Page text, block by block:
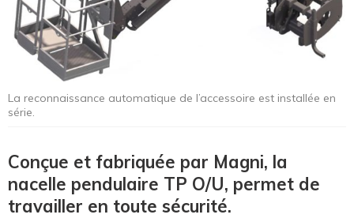
La reconnaissance automatique de l’accessoire est installée en
série.
Conçue et fabriquée par Magni, la
nacelle pendulaire TP O/U, permet de
travailler en toute sécurité.